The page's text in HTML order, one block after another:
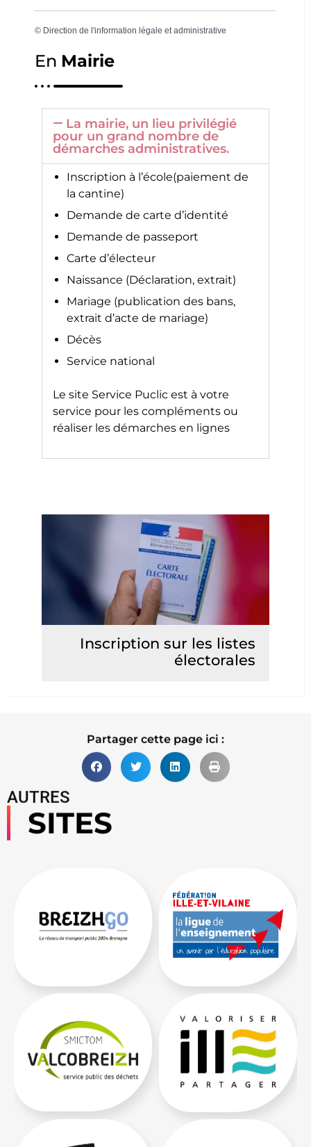
© Direction de l'information légale et administrative
En Mairie
La mairie, un lieu privilégié
pour un grand nombre de
démarches administratives.
Inscription à l’école(paiement de
la cantine)
Demande de carte d’identité
Demande de passeport
Carte d’électeur
Naissance (Déclaration, extrait)
Mariage (publication des bans,
extrait d’acte de mariage)
Décès
Service national
Le site Service Puclic est à votre
service pour les compléments ou
réaliser les démarches en lignes
Inscription sur les listes
électorales
Partager cette page ici :
AUTRES
SITES